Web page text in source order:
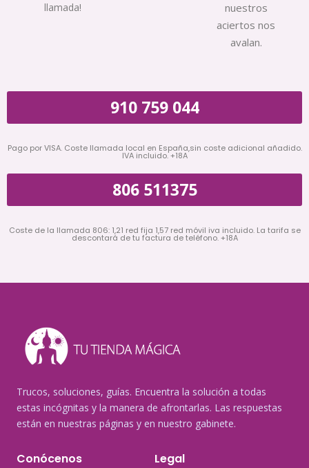
llamada!
nuestros
aciertos nos
avalan.
910 759 044
Pago por VISA. Coste llamada local en España,sin coste adicional añadido.
IVA incluido. +18A
806 511375
Coste de la llamada 806: 1,21 red fija 1,57 red móvil iva incluido. La tarifa se
descontará de tu factura de teléfono. +18A
Trucos, soluciones, guías. Encuentra la solución a todas
estas incógnitas y la manera de afrontarlas. Las respuestas
están en nuestras páginas y en nuestro gabinete.
Conócenos Legal